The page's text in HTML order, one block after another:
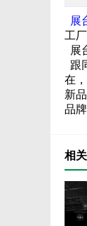
展
工
展
跟
在
新
品
相